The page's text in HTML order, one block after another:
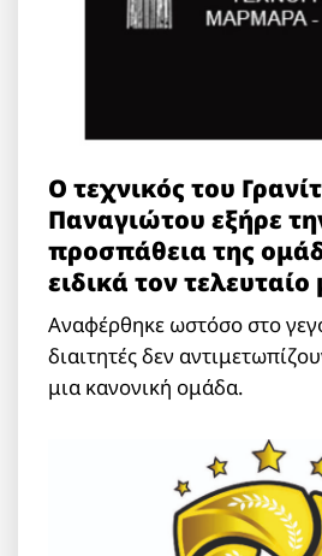
Ο τεχνικός του
Παναγιώτου εξήρε
προσπάθεια της
ειδικά τον
Αναφέρθηκε ωστόσο στο
διαιτητές δεν
μια κανονική ομάδα.